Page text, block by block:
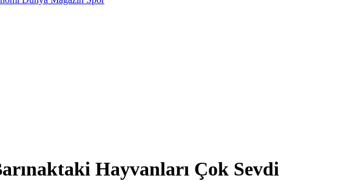
Hayvanları Çok Sevdi